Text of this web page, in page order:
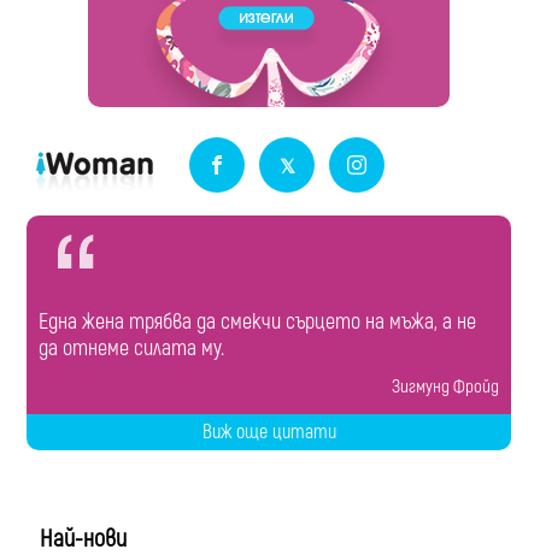
Една жена трябва да смекчи сърцето на мъжа, а не
да отнеме силата му.
Зигмунд Фройд
Виж още цитати
Най-нови